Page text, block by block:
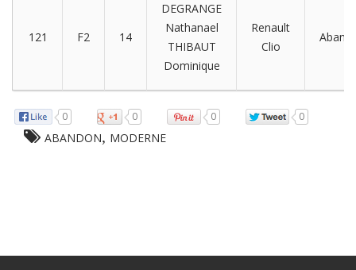
121 F2 14
DEGRANGE
Nathanael
THIBAUT
Dominique
Renault
Clio
0 0 0 0
ABANDON, MODERNE